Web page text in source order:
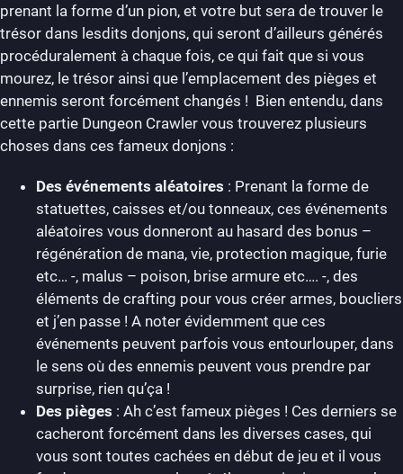
prenant la forme d’un pion, et votre but sera de trouver le
trésor dans lesdits donjons, qui seront d’ailleurs générés
procéduralement à chaque fois, ce qui fait que si vous
mourez, le trésor ainsi que l’emplacement des pièges et
ennemis seront forcément changés ! Bien entendu, dans
cette partie Dungeon Crawler vous trouverez plusieurs
choses dans ces fameux donjons :
Des événements aléatoires : Prenant la forme de
statuettes, caisses et/ou tonneaux, ces événements
aléatoires vous donneront au hasard des bonus –
régénération de mana, vie, protection magique, furie
etc… -, malus – poison, brise armure etc…. -, des
éléments de crafting pour vous créer armes, boucliers
et j’en passe ! A noter évidemment que ces
événements peuvent parfois vous entourlouper, dans
le sens où des ennemis peuvent vous prendre par
surprise, rien qu’ça !
Des pièges : Ah c’est fameux pièges ! Ces derniers se
cacheront forcément dans les diverses cases, qui
vous sont toutes cachées en début de jeu et il vous